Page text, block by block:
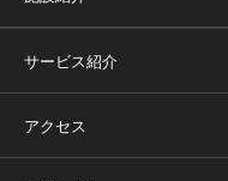
サービス紹介
アクセス